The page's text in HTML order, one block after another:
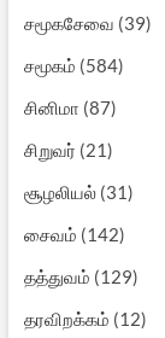
சமூகசேவை (39)
சமூகம் (584)
சினிமா (87)
சிறுவர் (21)
சூழலியல்(31)
சைவம் (142)
தத்துவம் (129)
தரவிறக்கம் (12)